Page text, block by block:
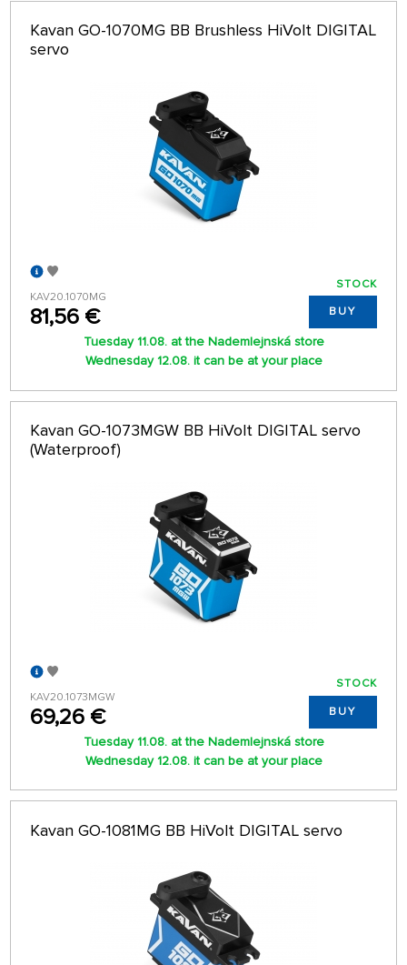
64 ON PAGE
Kavan GO-1070MG BB Brushless HiVolt DIGITAL
servo
KAV20.1070MG
81,56 €
STOCK
BUY
Tuesday 11.08. at the Nademlejnská store
Wednesday 12.08. it can be at your place
Kavan GO-1073MGW BB HiVolt DIGITAL servo
(Waterproof)
KAV20.1073MGW
69,26 €
STOCK
BUY
Tuesday 11.08. at the Nademlejnská store
Wednesday 12.08. it can be at your place
Kavan GO-1081MG BB HiVolt DIGITAL servo